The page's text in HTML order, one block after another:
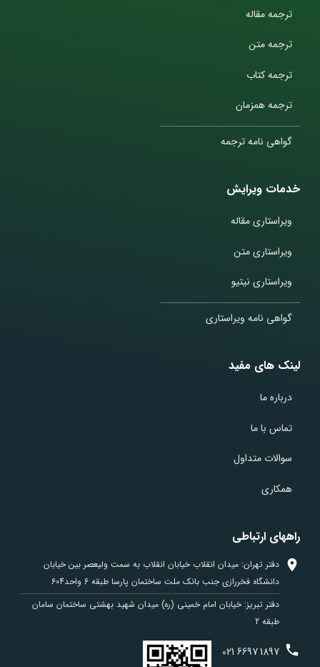
ترجمه مقاله
ترجمه متن
ترجمه کتاب
ترجمه همزمان
گواهی نامه ترجمه
خدمات ویرایش
ویراستاری مقاله
ویراستاری متن
ویراستاری نیتیو
گواهی نامه ویراستاری
لینک های مفید
درباره ما
تماس با ما
سوالات متداول
همکاری
راههای ارتباطی
دفتر تهران: میدان انقلاب خیابان انقلاب به سمت ولیعصر بین خیابان
دانشگاه فخررازی جنب بانک ملت ساختمان پارسا طبقه 6 واحد604
دفتر تبریز: خیابان امام خمینی (ره) میدان شهید بهشتی ساختمان سامان
طبقه 2
021 66971897